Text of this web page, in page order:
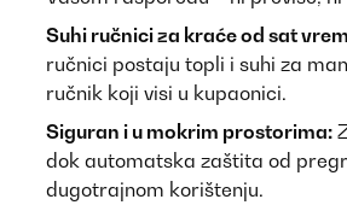
Suhi ručnici za kraće od sat
ručnici postaju topli i suhi za
ručnik koji visi u kupaonici.
Siguran i u mokrim prostorima:
dok automatska zaštita od
dugotrajnom korištenju.